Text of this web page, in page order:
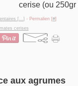
cerise (ou 250gr
[ …] - Permalien [#]
cerises
aux agrumes